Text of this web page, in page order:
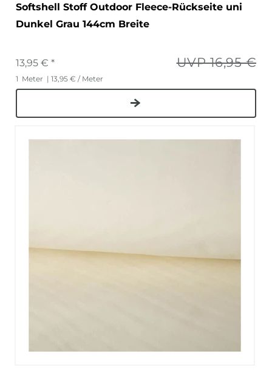
Softshell Stoff Outdoor Fleece-Rückseite uni
Dunkel Grau 144cm Breite
UVP 16,95 €
13,95 € *
1 Meter | 13,95 € / Meter